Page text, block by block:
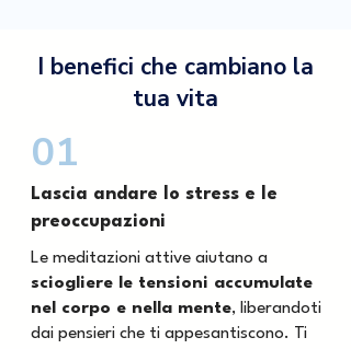
I benefici che cambiano la
tua vita
01
Lascia andare lo stress e le
preoccupazioni
Le meditazioni attive aiutano a
sciogliere le tensioni accumulate
nel corpo e nella mente, liberandoti
dai pensieri che ti appesantiscono. Ti